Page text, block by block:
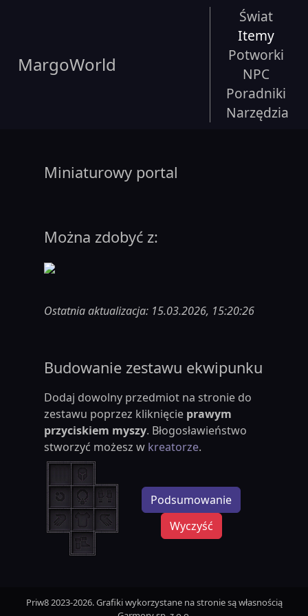
MargoWorld
Świat
Itemy
Potworki
NPC
Poradniki
Narzędzia
Miniaturowy portal
Można zdobyć z:
Ostatnia aktualizacja: 15.03.2026, 15:20:26
Budowanie zestawu ekwipunku
Dodaj dowolny przedmiot na stronie do
zestawu poprzez kliknięcie prawym
przyciskiem myszy. Błogosławieństwo
stworzyć możesz w kreatorze.
Podsumowanie
Wyczyść
Priw8 2023-2026. Grafiki wykorzystane na stronie są własnością